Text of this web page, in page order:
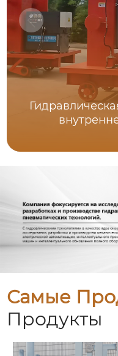
Самые
Продукты